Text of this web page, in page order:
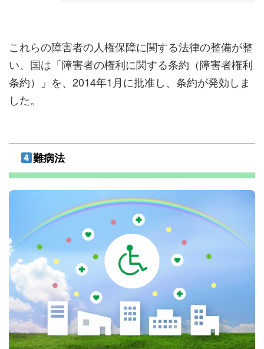
これらの障害者の人権保障に関する法律の整備が整
い、国は「障害者の権利に関する条約（障害者権利
条約）」を、2014年1月に批准し、条約が発効しま
した。
難病法